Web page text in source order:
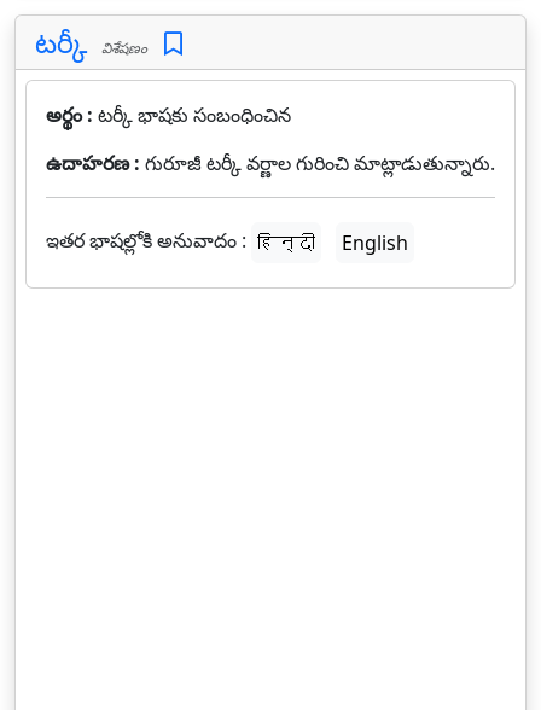
టర్కీ విశేషణం
అర్థం : టర్కీ భాషకు సంబంధించిన
ఉదాహరణ : గురూజీ టర్కీ వర్ణాల గురించి మాట్లాడుతున్నారు.
ఇతర భాషల్లోకి అనువాదం : हिन्दी English